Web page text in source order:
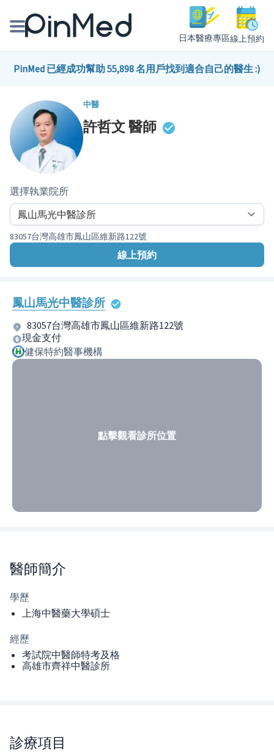
日本醫療專區線上預約
線上預約醫師、院所
醫師專欄專訪
健康主題館
PinMed 已經成功幫助 55,898 名用戶找到適合自己的醫生 :)
中醫
許哲文醫師
選擇執業院所
83057台灣高雄市鳳山區維新路122號
線上預約
鳳山馬光中醫診所
83057台灣高雄市鳳山區維新路122號
現金支付
健保特約醫事機構
點擊觀看診所位置
醫師簡介
學歷
上海中醫藥大學碩士
經歷
考試院中醫師特考及格
高雄市齊祥中醫診所
診療項目